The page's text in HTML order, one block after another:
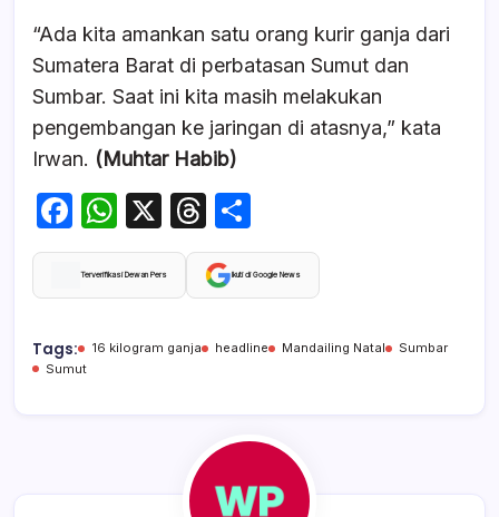
“Ada kita amankan satu orang kurir ganja dari
Sumatera Barat di perbatasan Sumut dan
Sumbar. Saat ini kita masih melakukan
pengembangan ke jaringan di atasnya,” kata
Irwan. (Muhtar Habib)
F
a
c
b
o
W
h
at
A
X
T
hr
e
d
h
ar
Terverifikasi Dewan Pers Ikuti di Google News
Tags: 16 kilogram ganja headline Mandailing Natal
Sumbar
Sumut